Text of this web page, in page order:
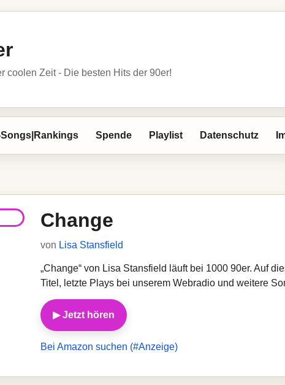
coolen Zeit - Die besten Hits der 90er!
Spende Playlist Datenschutz
Change
von Lisa Stansfield
„Change“ von Lisa Stansfield läuft bei 1000 90er. Auf
Titel, letzte Plays bei unserem Webradio und weitere
▶ Jetzt hören
Bei Amazon suchen (#Anzeige)